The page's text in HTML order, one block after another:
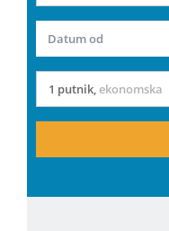
Datum od
1 putnik,ekonomska